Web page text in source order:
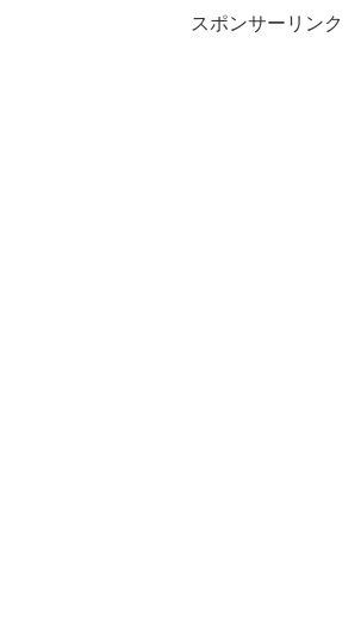
スポンサーリンク